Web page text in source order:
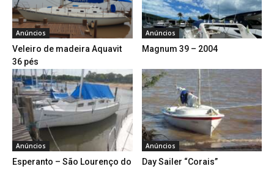
Anúncios
Veleiro de madeira Aquavit
36 pés
Anúncios
Magnum 39 – 2004
Anúncios
Esperanto – São Lourenço do
Anúncios
Day Sailer “Corais”